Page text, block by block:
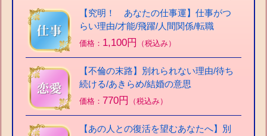
【究明！ あなたの仕事運】仕事がつ
らい理由/才能/飛躍/人間関係/転職
価格： 1,100円 （税込み）
【不倫の末路】別れられない理由/待ち
続ける/あきらめ/結婚の意思
価格： 770円 （税込み）
【あの人との復活を望むあなたへ】別